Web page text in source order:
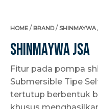
HOME / BRAND/ SHINMAYWA
Shinmaywa JSA
Fitur pada pompa
Submersible Tipe
tertutup berbentuk